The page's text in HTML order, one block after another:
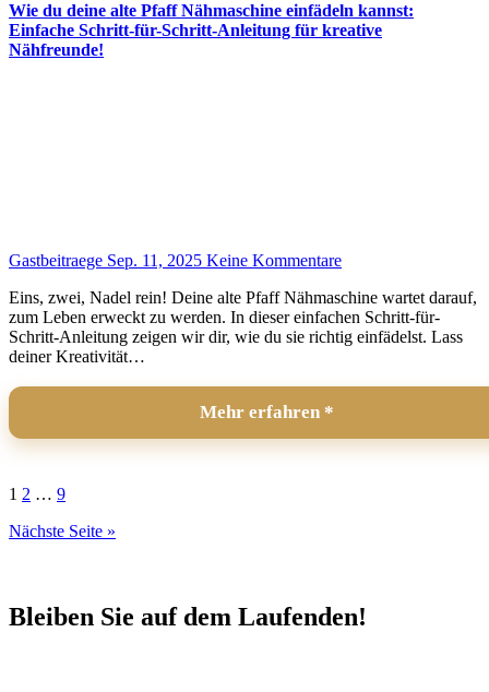
Wie du deine alte Pfaff Nähmaschine einfädeln kannst:
Einfache Schritt-für-Schritt-Anleitung für kreative
Nähfreunde!
Gastbeitraege Sep. 11, 2025 Keine Kommentare
Eins, zwei, Nadel rein! Deine alte Pfaff Nähmaschine wartet darauf,
zum Leben erweckt zu werden. In dieser einfachen Schritt-für-
Schritt-Anleitung zeigen wir dir, wie du sie richtig einfädelst. Lass
deiner Kreativität…
Mehr erfahren
Seitennummerierung
der
1 2 … 9
Nächste Seite »
Bleiben Sie auf dem Laufenden!